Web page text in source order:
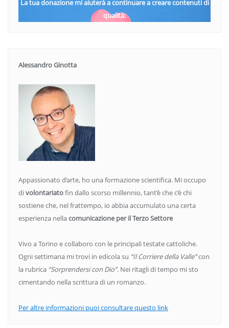
La tua donazione mi aiuterà a continuare a creare contenuti di
qualità:
Alessandro Ginotta
Appassionato d’arte, ho una formazione scientifica. Mi occupo
divolontariatofin dallo scorso millennio, tant’è che c’è chi
sostiene che, nel frattempo, io abbia accumulato una certa
esperienza nellacomunicazione per il Terzo Settore
Vivo a Torino e collaboro con le principali testate cattoliche.
Ogni settimana mi trovi in edicola su “Il Corriere della Valle”con
la rubrica “Sorprendersi con Dio”. Nei ritagli di tempo mi sto
cimentando nella scrittura di un romanzo.
Per altre informazioni puoi consultare questo link